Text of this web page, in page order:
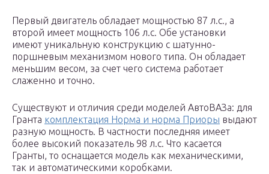
Первый двигатель обладает мощностью 87 л.с., а
второй имеет мощность 106 л.с. Обе установки
имеют уникальную конструкцию с шатунно-
поршневым механизмом нового типа. Он обладает
меньшим весом, за счет чего система работает
слаженно и точно.
Существуют и отличия среди моделей АвтоВАЗа: для
Гранта комплектация Норма и норма Приоры выдают
разную мощность. В частности последняя имеет
более высокий показатель 98 л.с. Что касается
Гранты, то оснащается модель как механическими,
так и автоматическими коробками.